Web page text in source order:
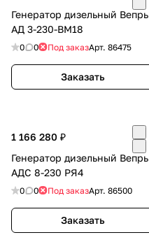
Генератор дизельный Вепрь
АД 3-230-ВМ18
0 0 Под заказАрт. 86475
Заказать
1 166 280 ₽
Генератор дизельный Вепрь
АДС 8-230 РЯ4
0 0 Под заказАрт. 86500
Заказать